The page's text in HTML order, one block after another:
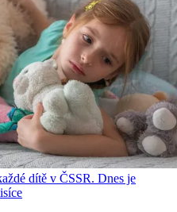
dítě v ČSSR. Dnes je